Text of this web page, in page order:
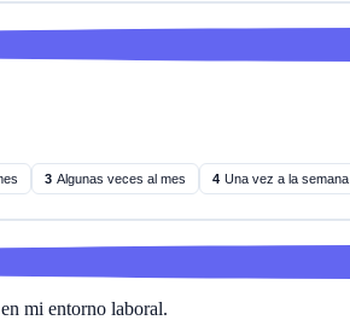
3 Algunas veces al mes 4 Una vez a la semana
mi entorno laboral.